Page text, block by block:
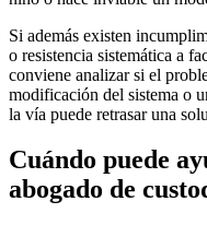
Si además existen
o resistencia sistemática a
conviene analizar si el
modificación del sistema o
la vía puede retrasar una
Cuándo puede
abogado de